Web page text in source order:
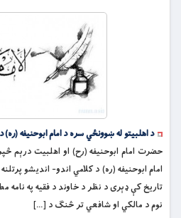
د اهلبيتو له ښوونځي سره د امام ابوحنيفه (ره)
حضرت امام ابوحنیفه (رح) او اهلبیت درېم
امام ابوحنيفه (ره) د کلامي اندو- انديشو
تاريخ کې ډېرى د نظر د خاوند د فقيه په
نوم د مالکي او شافعي تر څنګ د […]